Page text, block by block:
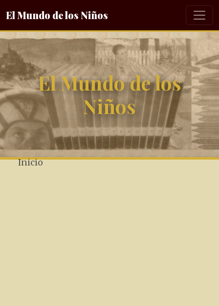
El Mundo de los Niños
El Mundo de los
Niños
Inicio